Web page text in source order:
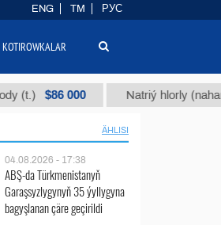
$86 000 Natriý hlorly (nahar duzy)
ÄHLISI
04.08.2026 - 17:38
ABŞ-da Türkmenistanyň
Garaşsyzlygynyň 35 ýyllygyna
bagyşlanan çäre geçirildi
ENG TM РУС
KOTIROWKALAR